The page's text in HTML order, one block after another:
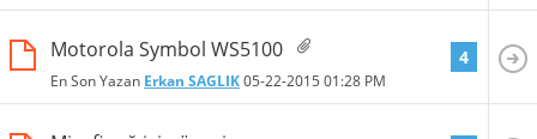
Motorola Symbol WS5100
En Son Yazan Erkan SAGLIK05-22-2015 01:28 PM
4